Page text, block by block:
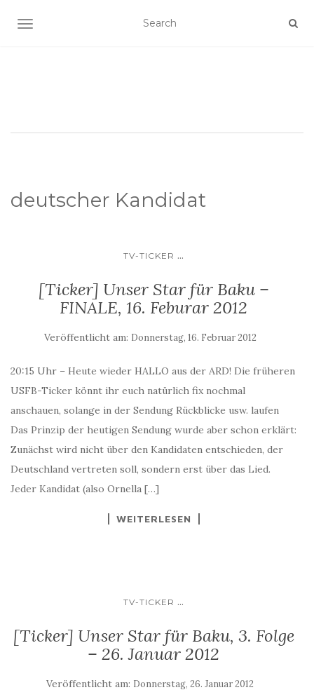
SCHALTE NAVIGATION
deutscher Kandidat
TV-TICKER ...
[Ticker] Unser Star für Baku –
FINALE, 16. Feburar 2012
Veröffentlicht am: Donnerstag, 16. Februar 2012
20:15 Uhr – Heute wieder HALLO aus der ARD! Die früheren
USFB-Ticker könnt ihr euch natürlich fix nochmal
anschauen, solange in der Sendung Rückblicke usw. laufen
Das Prinzip der heutigen Sendung wurde aber schon erklärt:
Zunächst wird nicht über den Kandidaten entschieden, der
Deutschland vertreten soll, sondern erst über das Lied.
Jeder Kandidat (also Ornella […]
WEITERLESEN
TV-TICKER ...
[Ticker] Unser Star für Baku, 3. Folge
– 26. Januar 2012
Veröffentlicht am: Donnerstag, 26. Januar 2012